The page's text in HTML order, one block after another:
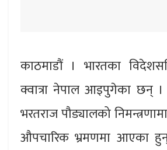
काठमाडौं । भारतका
क्वात्रा नेपाल आइपुगेका छन् ।
भरतराज पौड्यालको
औपचारिक भ्रमणमा आएका